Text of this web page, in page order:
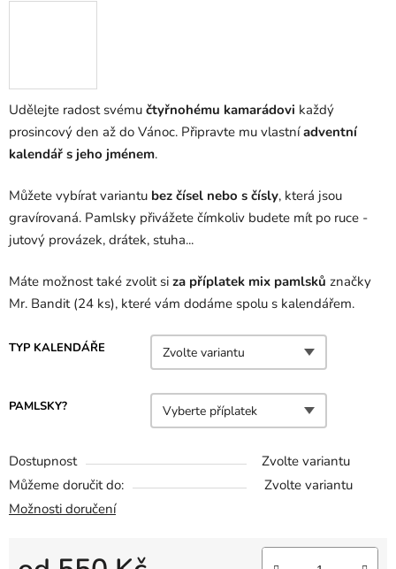
Udělejte radost svému čtyřnohému kamarádovi každý
prosincový den až do Vánoc. Připravte mu vlastníadventní
kalendář s jeho jménem.
Můžete vybírat variantu bez čísel nebo s čísly, která jsou
gravírovaná. Pamlsky přivážete čímkoliv budete mít po ruce -
jutový provázek, drátek, stuha...
Máte možnost také zvolit si za příplatek mix pamlsků značky
Mr. Bandit (24 ks), které vám dodáme spolu s kalendářem.
TYP KALENDÁŘE
PAMLSKY?
Dostupnost
Zvolte variantu
Můžeme doručit do:
Zvolte variantu
Možnosti doručení